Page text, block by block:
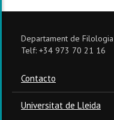
Departament de
Telf: +34 973 70 21 16
Contacto
Universitat de Lleida